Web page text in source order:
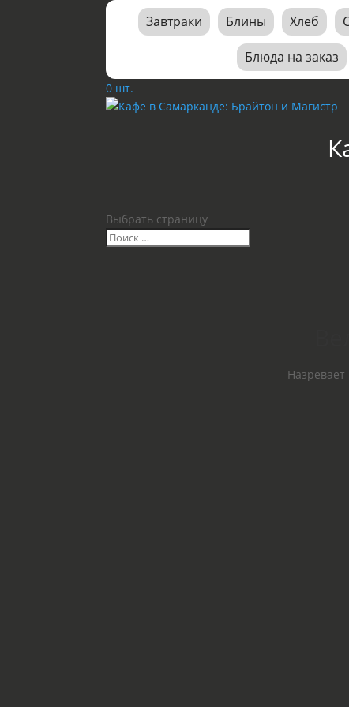
Завтраки Блины Хлеб
Блюда на заказ
0 шт.
Выбрать страницу
Назревает